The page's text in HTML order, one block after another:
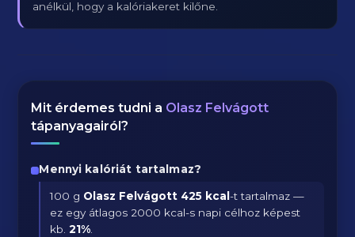
anélkül, hogy a kalóriakeret kilőne.
Mit érdemes tudni a Olasz Felvágott
tápanyagairól?
Mennyi kalóriát tartalmaz?
100 g Olasz Felvágott 425 kcal-t tartalmaz —
ez egy átlagos 2000 kcal-s napi célhoz képest
kb.21%